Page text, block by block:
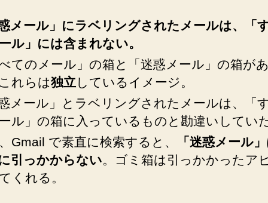
更
知
た！】
の
メール」にラベリングされたメールは、「
ル」には含まれない。
てのメール」の箱と「迷惑メール」の箱が
れらは独立 しているイメージ。
メール」とラベリングされたメールは、「
ル」の箱に入っているものと勘違いしていた
Gmail で素直に検索すると、
「迷惑メール
引っかからない 。ゴミ箱は引っかかったア
くれる。